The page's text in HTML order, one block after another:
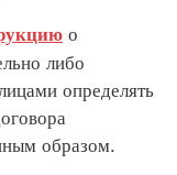
о
либо
определять
образом.